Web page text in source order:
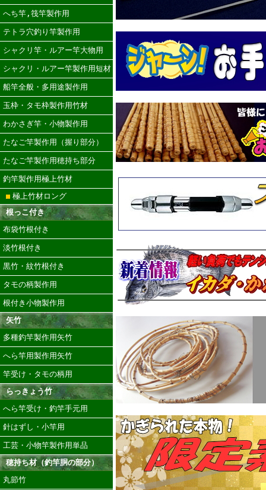
へち竿,筏竿製作用
テトラ穴釣り竿製作用
シャクリ竿・ルアー竿大物用
シャクリ・ルアー竿製作用短材
船竿全般・多用途製作用
玉枠・タモ枠製作用竹材
わかさぎ竿・小物製作用
たなご竿製作用（握り部分）
たなご竿製作用穂持ち部分
釣竿製作用極上竹材
極上竹材ロング
根っこ付き
布袋竹根付き
淡竹根付き
黒竹・紋竹根付き
タモの柄製作用
根付き小物製作用
矢竹
多種釣竿製作用矢竹
へら竿用製作用矢竹
竿受け・タモの柄用
らっきょう竹
へら竿受け・釣竿手元用
針はずし・小竿用
工芸・小物竿製作用単品
穂持ち材（釣竿胴の部分）
丸節竹